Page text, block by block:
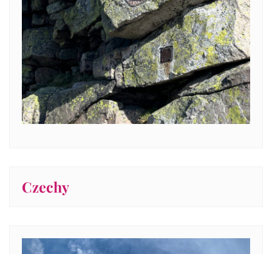
Czechy